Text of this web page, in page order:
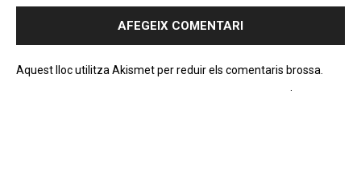
Aquest lloc utilitza Akismet per reduir els comentaris brossa.
.